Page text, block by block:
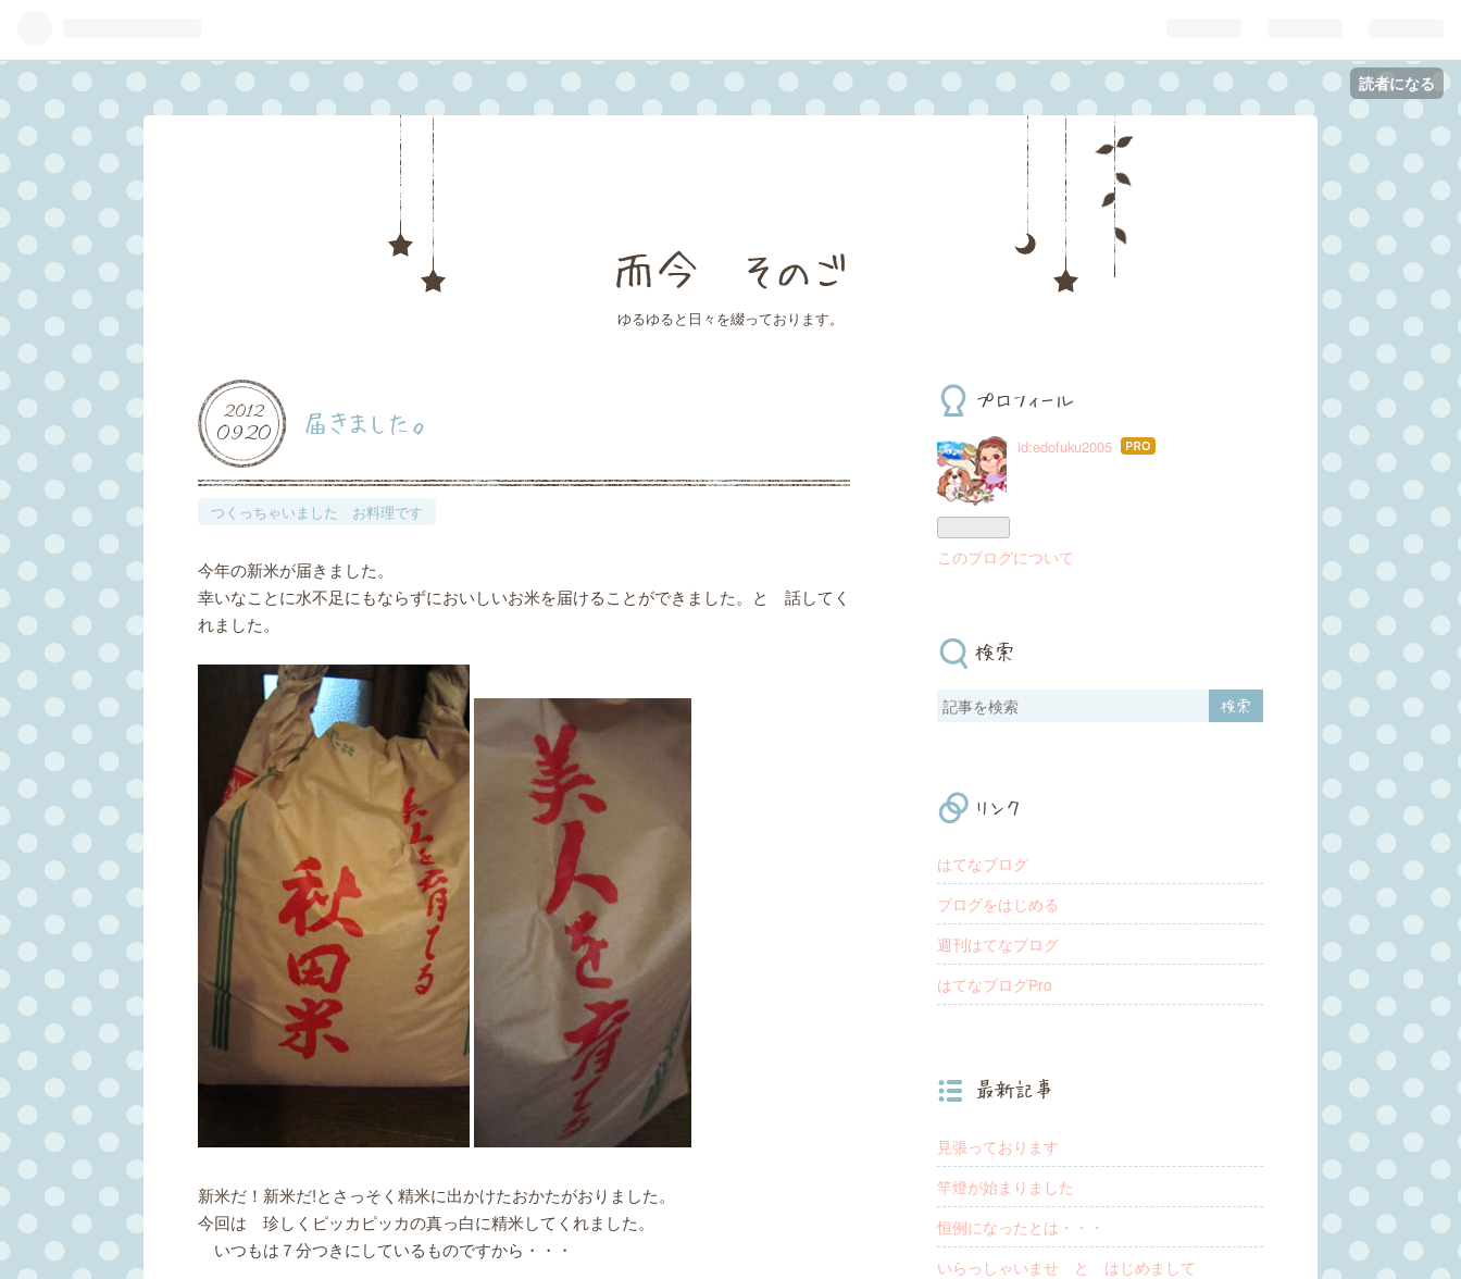
読者になる
而今 そのご
ゆるゆると日々を綴っております。
2012
0920 届きました。
つくっちゃいました お料理です
今年の新米が届きました。
幸いなことに水不足にもならずにおいしいお米を届けることができました。と 話してく
れました。
新米だ！新米だ!とさっそく精米に出かけたおかたがおりました。
今回は 珍しくピッカピッカの真っ白に精米してくれました。
いつもは７分つきにしているものですから・・・
プロフィール
id:edofuku2005 はて
このブログについて
検索
リンク
はてなブログ
ブログをはじめる
週刊はてなブログ
はてなブログPro
最新記事
見張っております
竿燈が始まりました
恒例になったとは・・・
いらっしゃいませ と はじめまして